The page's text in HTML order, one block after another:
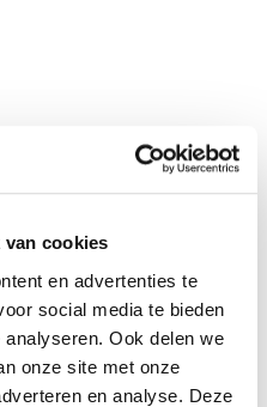
van cookies
en advertenties te
social media te bieden
Ook delen we
onze site met onze
en analyse. Deze
goede isolatie ontbreekt nog